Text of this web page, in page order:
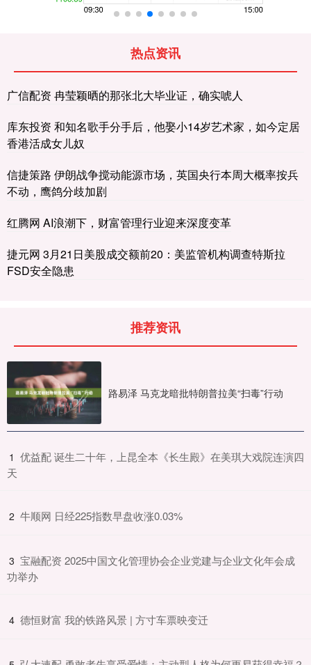
热点资讯
广信配资 冉莹颖晒的那张北大毕业证，确实唬人
库东投资 和知名歌手分手后，他娶小14岁艺术家，如今定居
香港活成女儿奴
信捷策路 伊朗战争搅动能源市场，英国央行本周大概率按兵
不动，鹰鸽分歧加剧
红腾网 AI浪潮下，财富管理行业迎来深度变革
捷元网 3月21日美股成交额前20：美监管机构调查特斯拉
FSD安全隐患
推荐资讯
路易泽 马克龙暗批特朗普拉美“扫毒”行动
1 ​优益配 诞生二十年，上昆全本《长生殿》在美琪大戏院连演四
天
2 ​牛顺网 日经225指数早盘收涨0.03%
3 ​宝融配资 2025中国文化管理协会企业党建与企业文化年会成
功举办
4 ​德恒财富 我的铁路风景 | 方寸车票映变迁